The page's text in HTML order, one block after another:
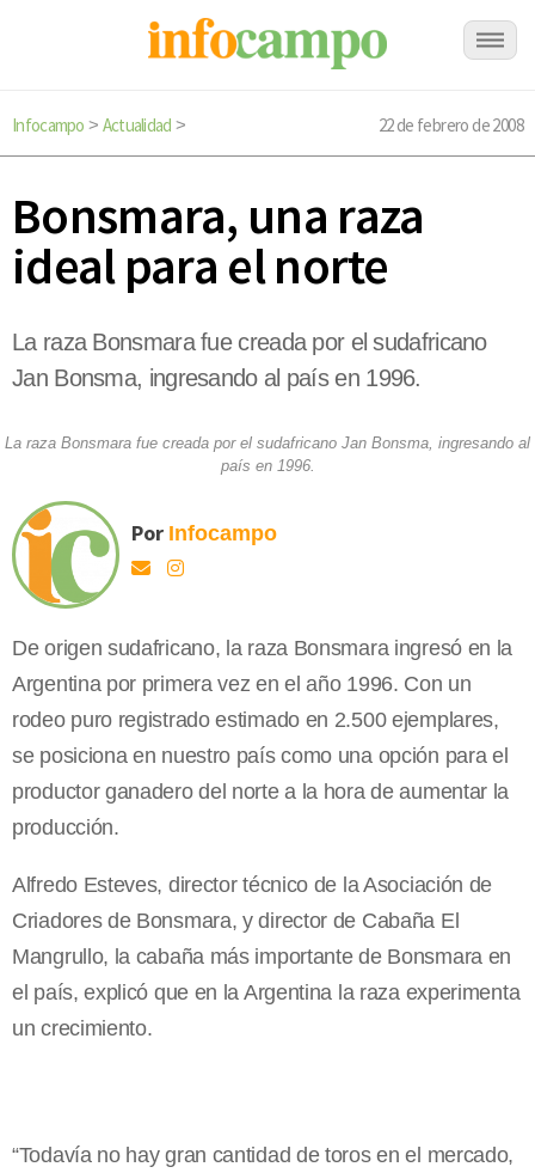
Infocampo > Actualidad > 22 de febrero de 2008
Bonsmara, una raza
ideal para el norte
La raza Bonsmara fue creada por el sudafricano
Jan Bonsma, ingresando al país en 1996.
La raza Bonsmara fue creada por el sudafricano Jan Bonsma, ingresando al
país en 1996.
Por Infocampo
De origen sudafricano, la raza Bonsmara ingresó en la
Argentina por primera vez en el año 1996. Con un
rodeo puro registrado estimado en 2.500 ejemplares,
se posiciona en nuestro país como una opción para el
productor ganadero del norte a la hora de aumentar la
producción.
Alfredo Esteves, director técnico de la Asociación de
Criadores de Bonsmara, y director de Cabaña El
Mangrullo, la cabaña más importante de Bonsmara en
el país, explicó que en la Argentina la raza experimenta
un crecimiento.
“Todavía no hay gran cantidad de toros en el mercado,